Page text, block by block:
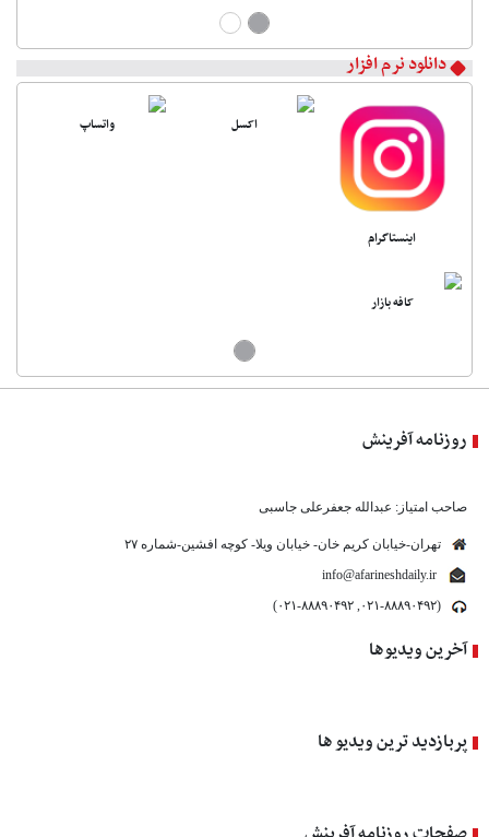
دانلود نرم افزار
اینستاگرام
اکسل واتساپ
کافه بازار
روزنامه آفرینش
صاحب امتیاز: عبدالله جعفرعلی جاسبی
تهران-خیابان کریم خان- خیابان ویلا- کوچه افشین-شماره ۲۷
info@afarineshdaily.ir
(۰۲۱-۸۸۸۹۰۴۹۲, ۰۲۱-۸۸۸۹۰۴۹۲)
آخرین ویدیوها
پربازدید ترین ویدیو ها